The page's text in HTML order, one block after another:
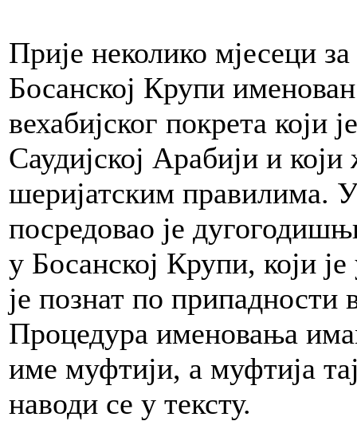
Прије неколико мјесеци
Босанској Крупи
вехабијског покрета који
Саудијској Арабији и
шеријатским правилима.
посредовао је
у Босанској Крупи, који
је познат по припадности
Процедура именовања
име муфтији, а муфтија
наводи се у тексту.